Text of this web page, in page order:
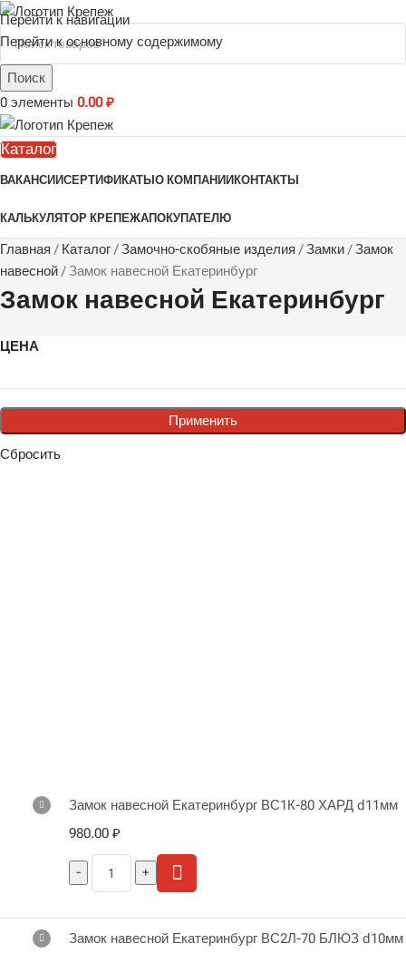
Перейти к навигации
Перейти к основному содержимому
Поиск
0 элементы 0.00₽
Каталог
ВАКАНСИИСЕРТИФИКАТЫ О КОМПАНИИ КОНТАКТЫ
КАЛЬКУЛЯТОР КРЕПЕЖАПОКУПАТЕЛЮ
Главная / Каталог/Замочно-скобяные изделия /Замки/Замок
навесной/Замок навесной Екатеринбург
Замок навесной Екатеринбург
ЦЕНА
Применить
Сбросить
Замок навесной Екатеринбург ВС1К-80 ХАРД d11мм
980.00 ₽
Замок навесной Екатеринбург ВС2Л-70 БЛЮЗ d10мм